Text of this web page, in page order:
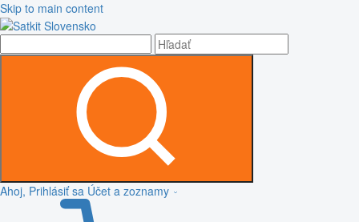
Skip to main content
Ahoj, Prihlásiť sa Účet a zoznamy